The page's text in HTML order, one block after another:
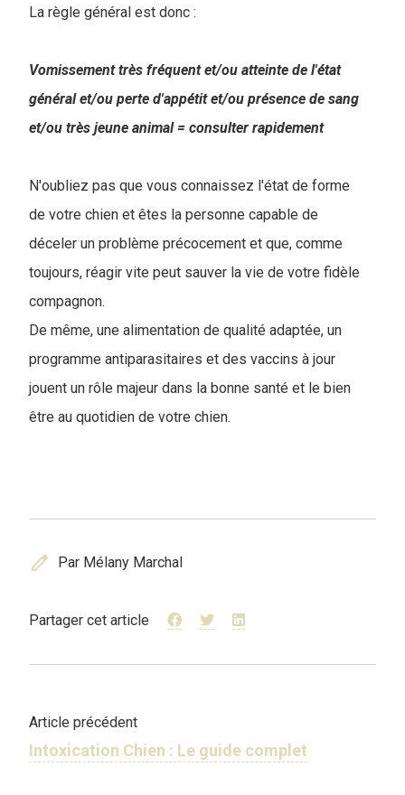
La règle général est donc :
Vomissement très fréquent et/ou atteinte de l'état
général et/ou perte d'appétit et/ou présence de sang
et/ou très jeune animal = consulter rapidement
N'oubliez pas que vous connaissez l'état de forme
de votre chien et êtes la personne capable de
déceler un problème précocement et que, comme
toujours, réagir vite peut sauver la vie de votre fidèle
compagnon.
De même, une alimentation de qualité adaptée, un
programme antiparasitaires et des vaccins à jour
jouent un rôle majeur dans la bonne santé et le bien
être au quotidien de votre chien.
edit Par Mélany Marchal
Partager cet article
Article précédent
Intoxication Chien : Le guide complet